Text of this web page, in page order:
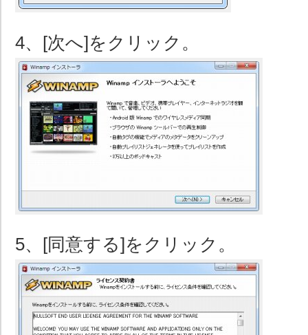
4、[次へ]をクリック。
5、[同意する]をクリック。